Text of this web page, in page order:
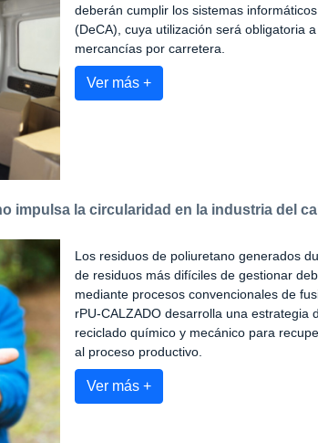
deberán cumplir los sistemas
(DeCA), cuya utilización será obligatoria
mercancías por carretera.
Ver más +
impulsa la circularidad en la industria del
Los residuos de poliuretano generados
de residuos más difíciles de gestionar
mediante procesos convencionales de
rPU-CALZADO desarrolla una
reciclado químico y mecánico para
al proceso productivo.
Ver más +